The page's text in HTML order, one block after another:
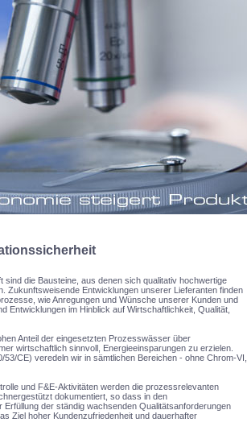
sind die Bausteine, aus denen sich qualitativ hochwertige
Zukunftsweisende Entwicklungen unserer Lieferanten finden
wie Anregungen und Wünsche unserer Kunden und
Entwicklungen im Hinblick auf Wirtschaftlichkeit, Qualität,
Anteil der eingesetzten Prozesswässer über
wirtschaftlich sinnvoll, Energieeinsparungen zu erzielen.
CE) veredeln wir in sämtlichen Bereichen - ohne Chrom-VI,
und F&E-Aktivitäten werden die prozessrelevanten
dokumentiert, so dass in den
der ständig wachsenden Qualitätsanforderungen
Ziel hoher Kundenzufriedenheit und dauerhafter